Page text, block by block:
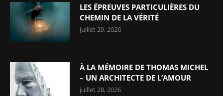
LES ÉPREUVES PARTICULIÈRES DU
CHEMIN DE LA VÉRITÉ
juillet 29, 2026
À LA MÉMOIRE DE THOMAS MICHEL
– UN ARCHITECTE DE L’AMOUR
juillet 28, 2026